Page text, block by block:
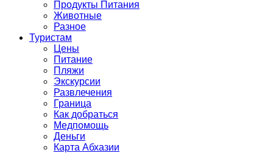
Продукты Питания
Животные
Разное
Туристам
Цены
Питание
Пляжи
Экскурсии
Развлечения
Граница
Как добраться
Медпомощь
Деньги
Карта Абхазии